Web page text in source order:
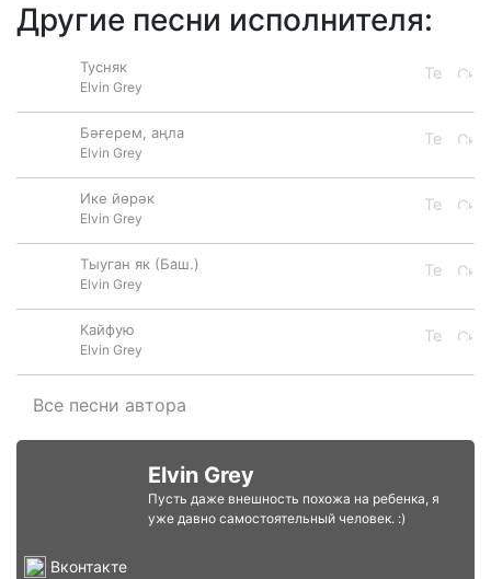
Другие песни исполнителя:
Тусняк
Elvin Grey
Бәғерем, аңла
Elvin Grey
Ике йөрәк
Elvin Grey
Тыуган як (Баш.)
Elvin Grey
Кайфую
Elvin Grey
Все песни автора
Elvin Grey
Пусть даже внешность похожа на ребенка, я
уже давно самостоятельный человек. :)
Вконтакте